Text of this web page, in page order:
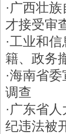
·广西壮
才接受审
·工业和信
籍、政务
·海南省委
调查
·广东省
纪违法被